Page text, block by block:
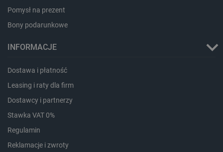
Pomysł na prezent
Bony podarunkowe
INFORMACJE
Dostawa i płatność
Leasing i raty dla firm
Dostawcy i partnerzy
Stawka VAT 0%
Regulamin
Reklamacje i zwroty
LaSID